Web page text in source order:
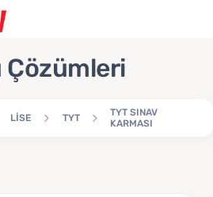
Çözümleri
LİSE TYT
TYT SINAV
KARMASI